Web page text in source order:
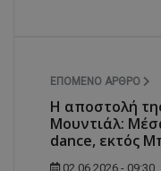
ΕΠΌΜΕΝΟ ΆΡΘΡΟ
Η αποστολή
Μουντιάλ:
dance, εκτός
02.06.2026 - 09:30